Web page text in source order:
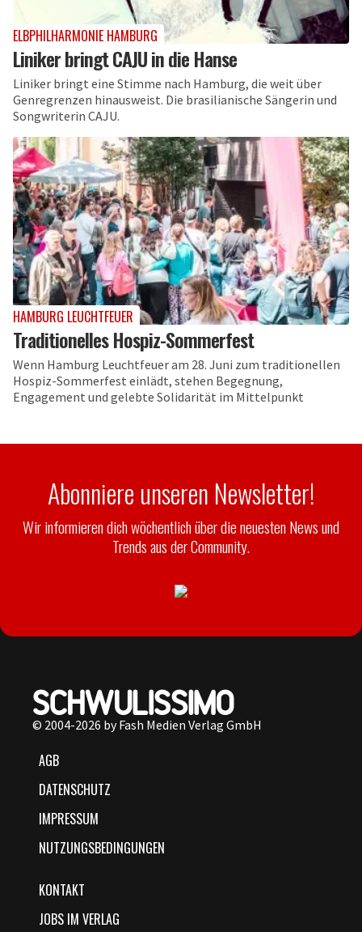
ELBPHILHARMONIE HAMBURG
Liniker bringt CAJU in die Hanse
Liniker bringt eine Stimme nach Hamburg, die weit über
Genregrenzen hinausweist. Die brasilianische Sängerin und
Songwriterin CAJU.
HAMBURG LEUCHTFEUER
Traditionelles Hospiz-Sommerfest
Wenn Hamburg Leuchtfeuer am 28. Juni zum traditionellen
Hospiz-Sommerfest einlädt, stehen Begegnung,
Engagement und gelebte Solidarität im Mittelpunkt
Abonniere unseren Newsletter!
Wir informieren dich wöchentlich über die neuesten News und
Trends aus der Community.
© 2004-2026 by Fash Medien Verlag GmbH
AGB
DATENSCHUTZ
IMPRESSUM
NUTZUNGSBEDINGUNGEN
KONTAKT
JOBS IM VERLAG